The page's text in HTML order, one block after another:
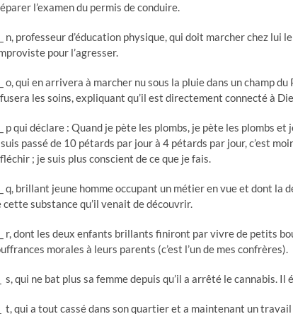
l’examen du permis de conduire.
n, professeur d’éducation physique, qui doit marcher chez lui
pour l’agresser.
o, qui en arrivera à marcher nu sous la pluie dans un champ
les soins, expliquant qu’il est directement connecté à
p qui déclare : Quand je pète les plombs, je pète les plombs et
passé de 10 pétards par jour à 4 pétards par jour, c’est
; je suis plus conscient de ce que je fais.
q, brillant jeune homme occupant un métier en vue et dont la
cette substance qu’il venait de découvrir.
r, dont les deux enfants brillants finiront par vivre de petits
morales à leurs parents (c’est l’un de mes confrères).
s, qui ne bat plus sa femme depuis qu’il a arrêté le cannabis.
t, qui a tout cassé dans son quartier et a maintenant un